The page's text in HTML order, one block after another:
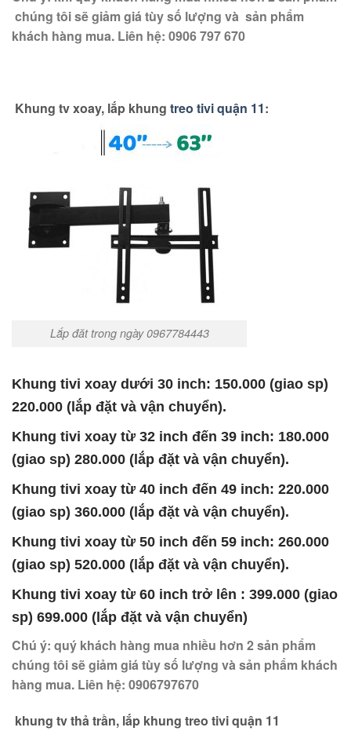
chúng tôi sẽ giảm giá tùy số lượng và sản phẩm
khách hàng mua. Liên hệ: 0906 797 670
Khung tv xoay, lắp khung treo tivi quận 11:
Lắp đăt trong ngày 0967784443
Khung tivi xoay dưới 30 inch: 150.000 (giao sp)
220.000 (lắp đặt và vận chuyển).
Khung tivi xoay từ 32 inch đến 39 inch: 180.000
(giao sp) 280.000 (lắp đặt và vận chuyển).
Khung tivi xoay từ 40 inch đến 49 inch: 220.000
(giao sp) 360.000 (lắp đặt và vận chuyển).
Khung tivi xoay từ 50 inch đến 59 inch: 260.000
(giao sp) 520.000 (lắp đặt và vận chuyển).
Khung tivi xoay từ 60 inch trở lên : 399.000 (giao
sp) 699.000 (lắp đặt và vận chuyển)
Chú ý: quý khách hàng mua nhiều hơn 2 sản phẩm
chúng tôi sẽ giảm giá tùy số lượng và sản phẩm khách
hàng mua. Liên hệ: 0906797670
khung tv thả trần, lắp khung treo tivi quận 11